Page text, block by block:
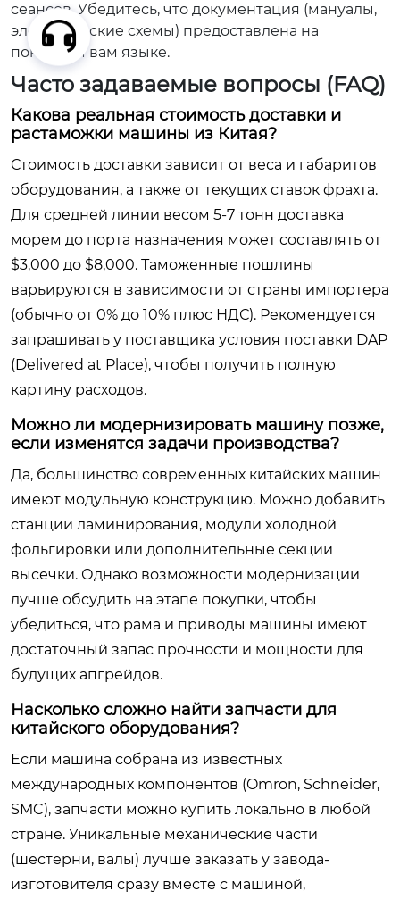
сеансов. Убедитесь, что документация (мануалы,
электрические схемы) предоставлена на
понятном вам языке.
Часто задаваемые вопросы (FAQ)
Какова реальная стоимость доставки и
растаможки машины из Китая?
Стоимость доставки зависит от веса и габаритов
оборудования, а также от текущих ставок фрахта.
Для средней линии весом 5-7 тонн доставка
морем до порта назначения может составлять от
$3,000 до $8,000. Таможенные пошлины
варьируются в зависимости от страны импортера
(обычно от 0% до 10% плюс НДС). Рекомендуется
запрашивать у поставщика условия поставки DAP
(Delivered at Place), чтобы получить полную
картину расходов.
Можно ли модернизировать машину позже,
если изменятся задачи производства?
Да, большинство современных китайских машин
имеют модульную конструкцию. Можно добавить
станции ламинирования, модули холодной
фольгировки или дополнительные секции
высечки. Однако возможности модернизации
лучше обсудить на этапе покупки, чтобы
убедиться, что рама и приводы машины имеют
достаточный запас прочности и мощности для
будущих апгрейдов.
Насколько сложно найти запчасти для
китайского оборудования?
Если машина собрана из известных
международных компонентов (Omron, Schneider,
SMC), запчасти можно купить локально в любой
стране. Уникальные механические части
(шестерни, валы) лучше заказать у завода-
изготовителя сразу вместе с машиной,